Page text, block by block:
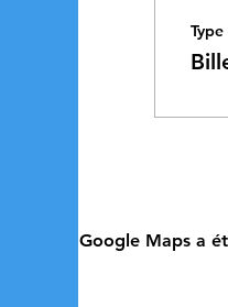
Google Maps a